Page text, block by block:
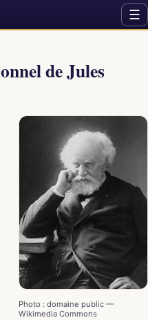
☰
de Jules
Photo : domaine public —
Wikimedia Commons